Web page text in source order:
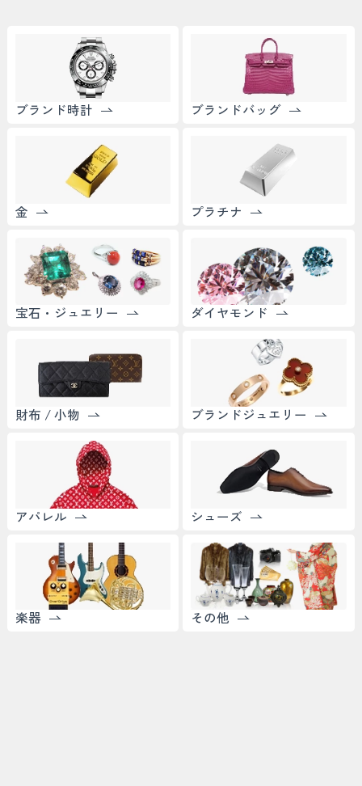
ブランド時計 ブランドバッグ
金 プラチナ
宝石・ジュエリー ダイヤモンド
財布 / 小物 ブランドジュエリー
アパレル シューズ
楽器 その他